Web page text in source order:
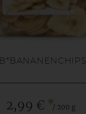
B*BANANENCHIPS
2,99 € */ 200 g